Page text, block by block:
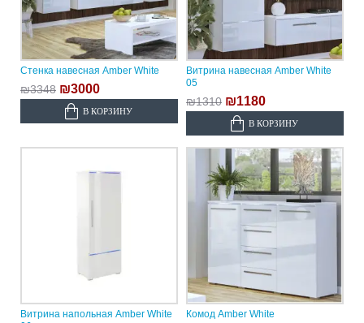
Стенка навесная Amber White
₪3348 ₪3000
В КОРЗИНУ
Витрина навесная Amber White
05
₪1310 ₪1180
В КОРЗИНУ
Витрина напольная Amber White
Комод Amber White